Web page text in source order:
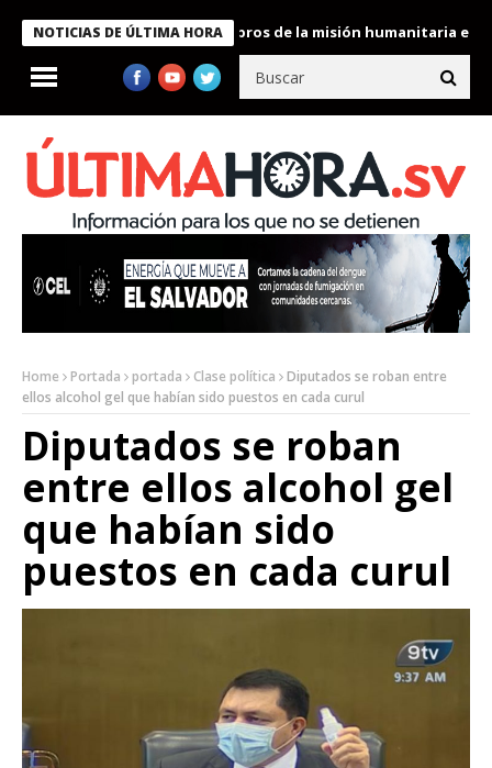
NOTICIAS DE ÚLTIMA HORA
Bukele condecora a miembros de la misión humanitaria
Home Portada portada Clase política
Diputados se roban entre
ellos alcohol gel que habían sido puestos en cada curul
Diputados se roban
entre ellos alcohol gel
que habían sido
puestos en cada curul